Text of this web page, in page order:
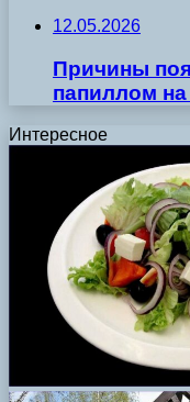
12.05.2026
Причины
папиллом
Интересное